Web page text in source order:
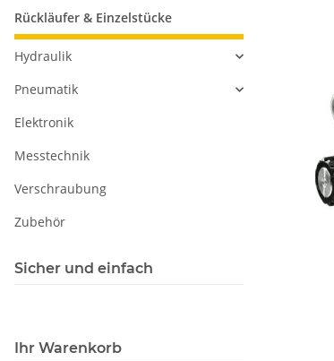
Rückläufer & Einzelstücke
Hydraulik
Pneumatik
Elektronik
Messtechnik
Verschraubung
Zubehör
Sicher und einfach
Ihr Warenkorb